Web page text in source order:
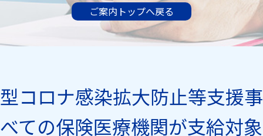
ご案内トップへ戻る
コロナ感染拡大防止等支援
ての保険医療機関が支給対